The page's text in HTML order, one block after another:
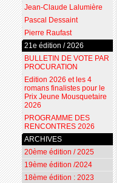
Jean-Claude Lalumière
Pascal Dessaint
Pierre Raufast
21e édition / 2026
BULLETIN DE VOTE PAR
PROCURATION
Edition 2026 et les 4
romans finalistes pour le
Prix Jeune Mousquetaire
2026
PROGRAMME DES
RENCONTRES 2026
ARCHIVES
20ème édition / 2025
19ème édition /2024
18ème édition : 2023